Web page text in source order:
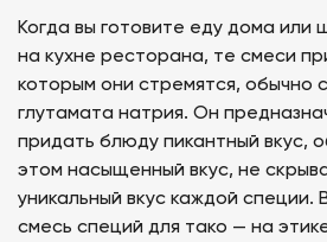
Когда вы готовите еду дома или
на кухне ресторана, те смеси
которым они стремятся, обычно
глутамата натрия. Он
придать блюду пикантный вкус,
этом насыщенный вкус, не
уникальный вкус каждой специи.
смесь специй для тако — на